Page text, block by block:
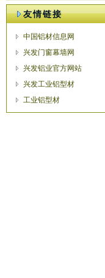
友情链接
中国铝材信息网
兴发门窗幕墙网
兴发铝业官方网站
兴发工业铝型材
工业铝型材